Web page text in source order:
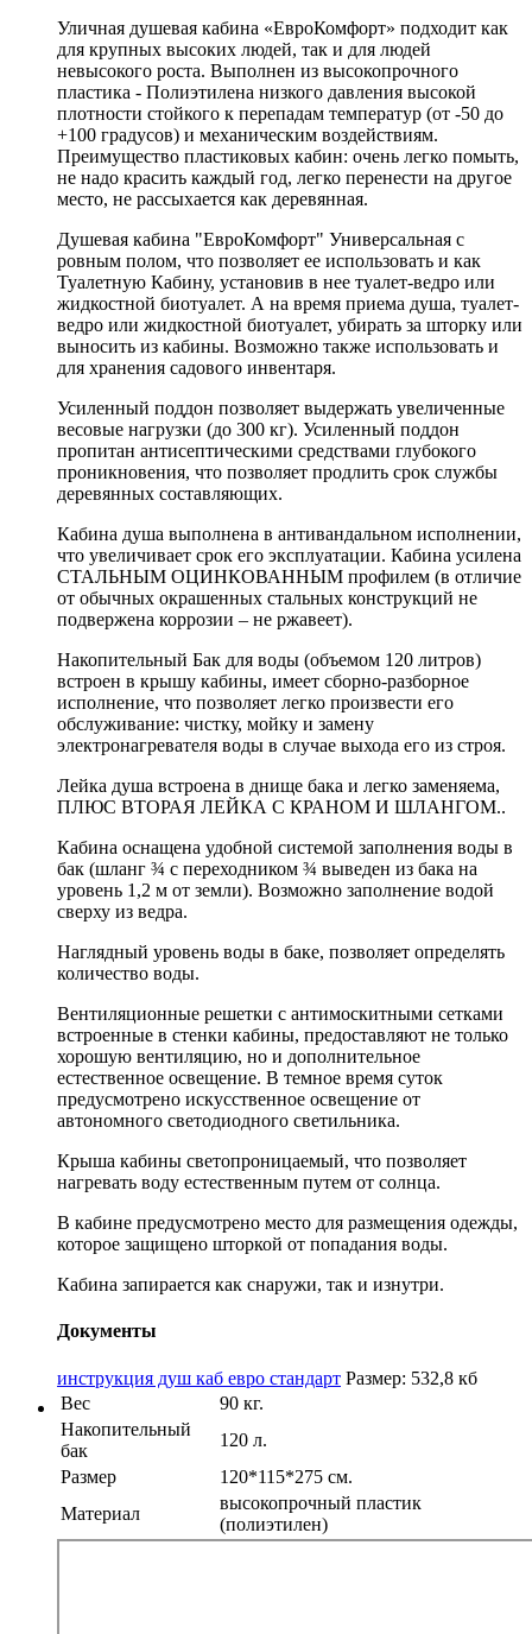
Уличная душевая кабина «ЕвроКомфорт» подходит как
для крупных высоких людей, так и для людей
невысокого роста. Выполнен из высокопрочного
пластика - Полиэтилена низкого давления высокой
плотности стойкого к перепадам температур (от -50 до
+100 градусов) и механическим воздействиям.
Преимущество пластиковых кабин: очень легко помыть,
не надо красить каждый год, легко перенести на другое
место, не рассыхается как деревянная.
Душевая кабина "ЕвроКомфорт" Универсальная с
ровным полом, что позволяет ее использовать и как
Туалетную Кабину, установив в нее туалет-ведро или
жидкостной биотуалет. А на время приема душа, туалет-
ведро или жидкостной биотуалет, убирать за шторку или
выносить из кабины. Возможно также использовать и
для хранения садового инвентаря.
Усиленный поддон позволяет выдержать увеличенные
весовые нагрузки (до 300 кг). Усиленный поддон
пропитан антисептическими средствами глубокого
проникновения, что позволяет продлить срок службы
деревянных составляющих.
Кабина душа выполнена в антивандальном исполнении,
что увеличивает срок его эксплуатации. Кабина усилена
СТАЛЬНЫМ ОЦИНКОВАННЫМ профилем (в отличие
от обычных окрашенных стальных конструкций не
подвержена коррозии – не ржавеет).
Накопительный Бак для воды (объемом 120 литров)
встроен в крышу кабины, имеет сборно-разборное
исполнение, что позволяет легко произвести его
обслуживание: чистку, мойку и замену
электронагревателя воды в случае выхода его из строя.
Лейка душа встроена в днище бака и легко заменяема,
ПЛЮС ВТОРАЯ ЛЕЙКА С КРАНОМ И ШЛАНГОМ..
Кабина оснащена удобной системой заполнения воды в
бак (шланг ¾ с переходником ¾ выведен из бака на
уровень 1,2 м от земли). Возможно заполнение водой
сверху из ведра.
Наглядный уровень воды в баке, позволяет определять
количество воды.
Вентиляционные решетки с антимоскитными сетками
встроенные в стенки кабины, предоставляют не только
хорошую вентиляцию, но и дополнительное
естественное освещение. В темное время суток
предусмотрено искусственное освещение от
автономного светодиодного светильника.
Крыша кабины светопроницаемый, что позволяет
нагревать воду естественным путем от солнца.
В кабине предусмотрено место для размещения одежды,
которое защищено шторкой от попадания воды.
Кабина запирается как снаружи, так и изнутри.
Документы
инструкция душ каб евро стандарт Размер: 532,8 кб
Вес
90 кг.
Накопительный
бак
120 л.
Размер
120*115*275 см.
Материал
высокопрочный пластик
(полиэтилен)